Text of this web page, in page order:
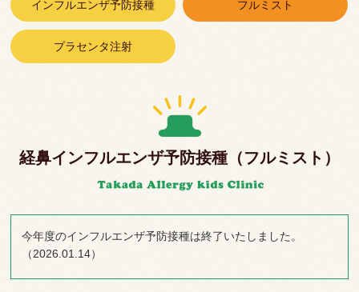
インフルエンザ予防接種 フルミスト
プラセンタ注射
経鼻インフルエンザ予防接種（フルミスト）
今年度のインフルエンザ予防接種は終了いたしました。
（2026.01.14）